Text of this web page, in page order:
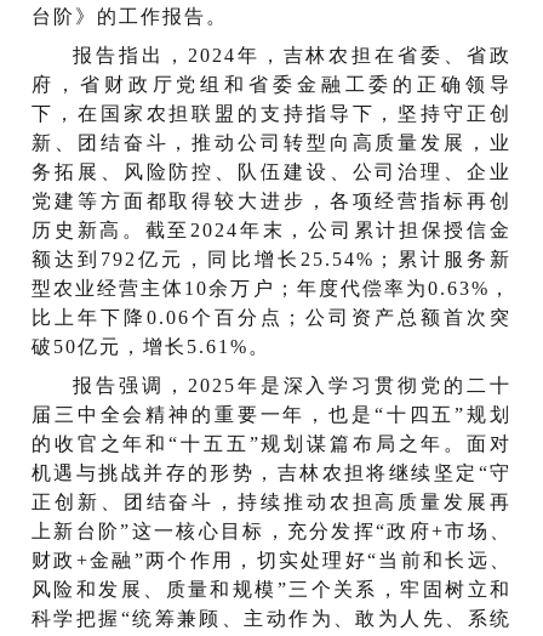
台阶》的工作报告。
报告指出，2024年，吉林农担在省委、省政
府，省财政厅党组和省委金融工委的正确领导
下，在国家农担联盟的支持指导下，坚持守正创
新、团结奋斗，推动公司转型向高质量发展，业
务拓展、风险防控、队伍建设、公司治理、企业
党建等方面都取得较大进步，各项经营指标再创
历史新高。截至2024年末，公司累计担保授信金
额达到792亿元，同比增长25.54%；累计服务新
型农业经营主体10余万户；年度代偿率为0.63%，
比上年下降0.06个百分点；公司资产总额首次突
破50亿元，增长5.61%。
报告强调，2025年是深入学习贯彻党的二十
届三中全会精神的重要一年，也是“十四五”规划
的收官之年和“十五五”规划谋篇布局之年。面对
机遇与挑战并存的形势，吉林农担将继续坚定“守
正创新、团结奋斗，持续推动农担高质量发展再
上新台阶”这一核心目标，充分发挥“政府+市场、
财政+金融”两个作用，切实处理好“当前和长远、
风险和发展、质量和规模”三个关系，牢固树立和
科学把握“统筹兼顾、主动作为、敢为人先、系统